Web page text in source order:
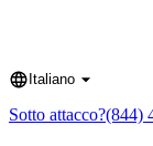
Language
Italiano
Sotto attacco?(844)